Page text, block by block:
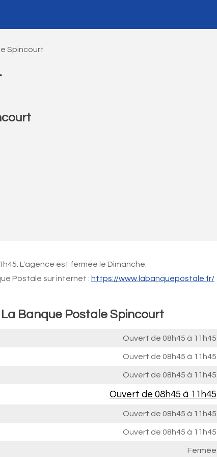
Spincourt
L'agence est fermée le Dimanche.
Postale sur internet : https://www.labanquepostale.fr/
Banque Postale Spincourt
Ouvert de 08h45 à 11h45
Ouvert de 08h45 à 11h45
Ouvert de 08h45 à 11h45
Ouvert de 08h45 à 11h45
Ouvert de 08h45 à 11h45
Ouvert de 08h45 à 11h45
Fermée